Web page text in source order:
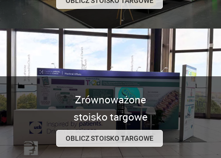
Zrównoważone
stoisko targowe
OBLICZ STOISKO TARGOWE